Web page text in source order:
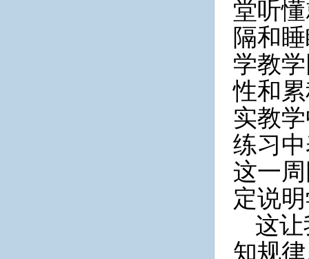
堂听
隔和
学教
性和
实教
练习
这一
定说
这
知规